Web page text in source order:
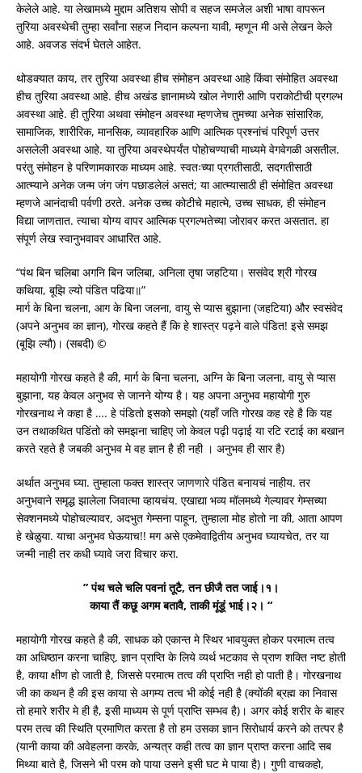
केलेले आहे. या लेखामध्ये मुद्दाम अतिशय सोपी व सहज समजेल अशी भाषा वापरून
तुरिया अवस्थेची तुम्हा सर्वांना सहज निदान कल्पना यावी, म्हणून मी असे लेखन केले
आहे. अवजड संदर्भ घेतले आहेत.
थोडक्यात काय, तर तुरिया अवस्था हीच संमोहन अवस्था आहे किंवा संमोहित अवस्था
हीच तुरिया अवस्था आहे. हीच अखंड ज्ञानामध्ये खोल नेणारी आणि पराकोटीची प्रगल्भ
अवस्था आहे. ही तुरिया अथवा संमोहन अवस्था म्हणजेच तुमच्या अनेक सांसारिक,
सामाजिक, शारीरिक, मानसिक, व्यावहारिक आणि आत्मिक प्रश्नांचं परिपूर्ण उत्तर
असलेली अवस्था आहे. या तुरिया अवस्थेपर्यंत पोहोचण्याची माध्यमे वेगवेगळी असतील.
परंतु संमोहन हे परिणामकारक माध्यम आहे. स्वतःच्या प्रगतीसाठी, सदगतीसाठी
आत्म्याने अनेक जन्म जंग जंग पछाडलेलं असतं; या आत्म्यासाठी ही संमोहित अवस्था
म्हणजे आनंदाची पर्वणी ठरते. अनेक उच्च कोटीचे महात्मे, उच्च साधक, ही संमोहन
विद्या जाणतात. त्याचा योग्य वापर आत्मिक प्रगल्भतेच्या जोरावर करत असतात. हा
संपूर्ण लेख स्वानुभवावर आधारित आहे.
“पंथ बिन चलिबा अगनि बिन जलिबा, अनिला तृषा जहटिया। ससंवेद श्री गोरख
कथिया, बूझि ल्यो पंडित पढिया॥”
मार्ग के बिना चलना, आग के बिना जलना, वायु से प्यास बुझाना (जहटिया) और स्वसंवेद
(अपने अनुभव का ज्ञान), गोरख कहते हैं कि हे शास्त्र पढ़ने वाले पंडित! इसे समझ
(बूझि ल्यौ)। (सबदी) ©
महायोगी गोरख कहते है की, मार्ग के बिना चलना, अग्नि के बिना जलना, वायु से प्यास
बुझाना, यह केवल अनुभव से जानने योग्य है। यह अपना अनुभव महायोगी गुरु
गोरखनाथ ने कहा है …. हे पंडितो इसको समझो (यहाँ जति गोरख कह रहे है कि यह
उन तथाकथित पडिंतो को समझना चाहिए जो केवल पढ़ी पढ़ाई या रटि रटाई का बखान
करते रहते है जबकी अनुभव मे वह ज्ञान है ही नही । अनुभव ही सार है)
अर्थात अनुभव घ्या. तुम्हाला फक्त शास्त्र जाणणारे पंडित बनायचं नाहीय. तर
अनुभवाने समृद्ध झालेला जिवात्मा व्हायचंय. एखाद्या भव्य मॉलमध्ये गेल्यावर गेम्सच्या
सेक्शनमध्ये पोहोचल्यावर, अदभुत गेम्सना पाहून, तुम्हाला मोह होतो ना की, आता आपण
हे खेळुया. याचा अनुभव घेऊयाच!! मग असे एकमेवाद्वितीय अनुभव घ्यायचेत, तर या
जन्मी नाही तर कधी घ्यावे जरा विचार करा.
” पंथ चले चलि पवनां तूटै, तन छीजै तत जाई।१।
काया तैं कछू अगम बतावै, ताकी मूंडूं भाई।२। “
महायोगी गोरख कहते है की, साधक को एकान्त मे स्थिर भावयुक्त होकर परमात्म तत्व
का अधिष्ठान करना चाहिए, ज्ञान प्राप्ति के लिये व्यर्थ भटकाव से प्राण शक्ति नष्ट होती
है, काया क्षीण हो जाती है, जिससे परमात्म तत्व की प्राप्ति नही हो पाती है। गोरखनाथ
जी का कथन है की इस काया से अगम्य तत्व भी कोई नही है (क्योंकी ब्रह्म का निवास
तो हमारे शरीर मे ही है, इसी माध्यम से पूर्ण प्राप्ति सम्भव है)। अगर कोई शरीर के बाहर
परम तत्व की स्थिति प्रमाणित करता है तो हम उसका ज्ञान सिरोधार्य करने को तत्पर है
(यानी काया की अवेहलना करके, अन्यत्र कही तत्व का ज्ञान प्राप्त करना आदि सब
मिथ्या बाते है, जिसने भी परम को पाया उसने इसी घट मे पाया है)। गुणी वाचकहो,